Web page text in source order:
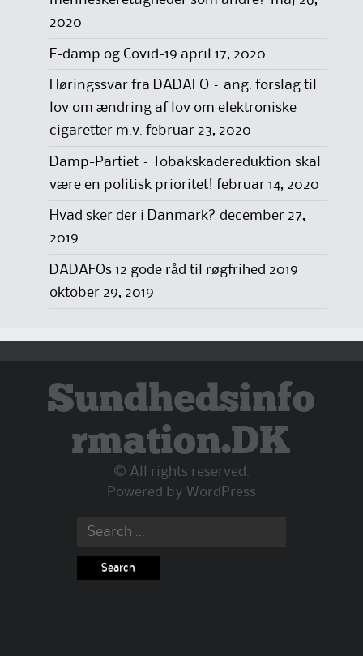
2020
E-damp og Covid-19 april 17, 2020
Høringssvar fra DADAFO – ang. forslag til
lov om ændring af lov om elektroniske
cigaretter m.v. februar 23, 2020
Damp-Partiet – Tobakskadereduktion skal
være en politisk prioritet! februar 14, 2020
Hvad sker der i Danmark? december 27,
2019
DADAFOs 12 gode råd til røgfrihed 2019
oktober 29, 2019
Sundhedsinfo
rmation.DK
© All rights reserved.
Powered by WordPress
Search